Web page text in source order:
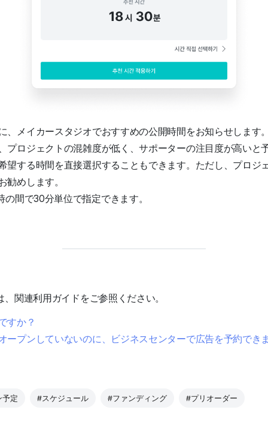
、メイカースタジオでおすすめの公開時間をお知らせします
プロジェクトの混雑度が低く、サポーターの注目度が高いと
望する時間を直接選択することもできます。ただし、プロジ
勧めします。
間で30分単位で指定できます。
関連利用ガイドをご参照ください。
すか？
ープンしていないのに、ビジネスセンターで広告を予約でき
予定 #スケジュール #ファンディング #プリオーダー